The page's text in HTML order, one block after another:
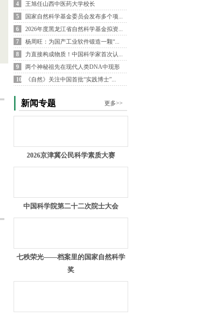
4
王旭任山西中医药大学校长
5
国家自然科学基金委员会发布多个项...
6
2026年度黑龙江省自然科学基金拟资...
7
杨周旺：为国产工业软件锻造一颗“...
8
力直接构成物质！中国科学家首次认...
9
两个神秘祖先在现代人类DNA中现形
10
《自然》关注中国首批“实践博士”...
新闻专题 更多>>
2026京津冀公民科学素质大赛
中国科学院第二十二次院士大会
七秩荣光——档案里的国家自然科学
奖